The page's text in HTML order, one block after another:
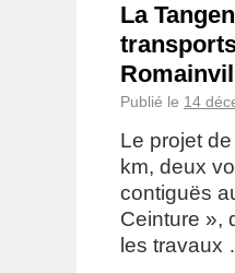
La
Publié le 14
Le projet
km, deux
contiguës
Ceinture »,
les travaux